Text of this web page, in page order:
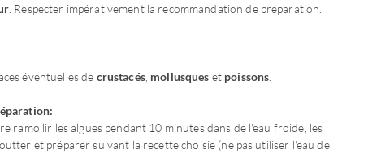
. Respecter impérativement la recommandation de préparation.
éventuelles de crustacés, mollusques et poissons
ramollir les algues pendant 10 minutes dans de l'eau froide, les
et préparer suivant la recette choisie (ne pas utiliser l'eau de